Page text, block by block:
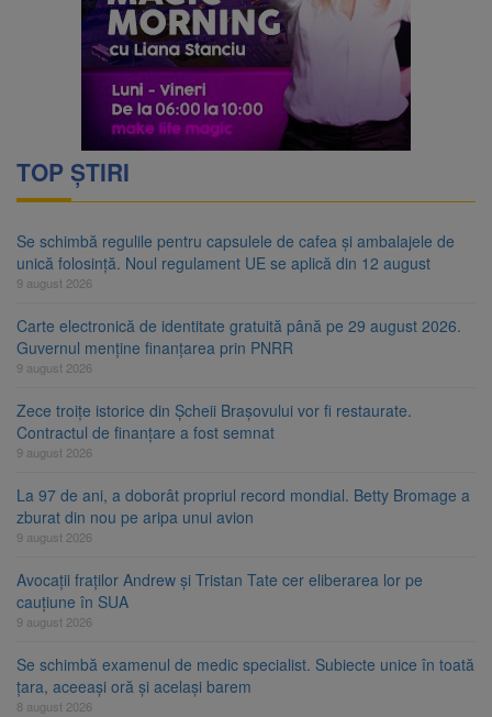
TOP ȘTIRI
Se schimbă regulile pentru capsulele de cafea și ambalajele de
unică folosință. Noul regulament UE se aplică din 12 august
9 august 2026
Carte electronică de identitate gratuită până pe 29 august 2026.
Guvernul menține finanțarea prin PNRR
9 august 2026
Zece troițe istorice din Șcheii Brașovului vor fi restaurate.
Contractul de finanțare a fost semnat
9 august 2026
La 97 de ani, a doborât propriul record mondial. Betty Bromage a
zburat din nou pe aripa unui avion
9 august 2026
Avocații fraților Andrew și Tristan Tate cer eliberarea lor pe
cauțiune în SUA
9 august 2026
Se schimbă examenul de medic specialist. Subiecte unice în toată
țara, aceeași oră și același barem
8 august 2026